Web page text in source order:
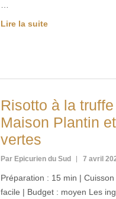
Lire la suite
Risotto à la truffe
Maison Plantin
vertes
Par Epicurien du Sud 7 avril
Préparation : 15 min |
facile | Budget : moyen Les